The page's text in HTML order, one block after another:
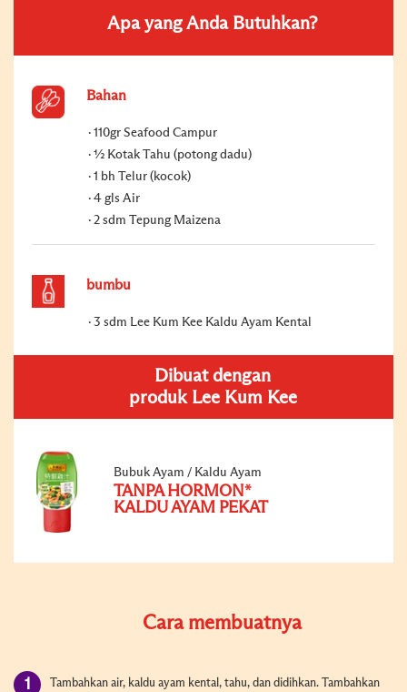
Apa yang Anda Butuhkan?
Bahan
110gr Seafood Campur
½ Kotak Tahu (potong dadu)
1 bh Telur (kocok)
4 gls Air
2 sdm Tepung Maizena
bumbu
3 sdm Lee Kum Kee Kaldu Ayam Kental
Dibuat dengan
produk Lee Kum Kee
Bubuk Ayam / Kaldu Ayam
TANPA HORMON*
KALDU AYAM PEKAT
Cara membuatnya
Tambahkan air, kaldu ayam kental, tahu, dan didihkan. Tambahkan